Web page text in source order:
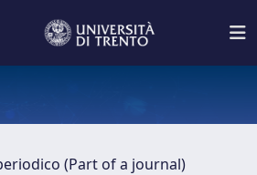
(Part of a journal)